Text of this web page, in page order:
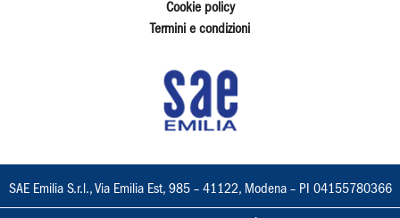
Cookie policy
Termini e condizioni
SAE Emilia S.r.l., Via Emilia Est, 985 – 41122, Modena – PI 04155780366